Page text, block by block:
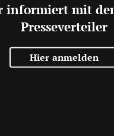
informiert mit
Presseverteiler
Hier anmelden